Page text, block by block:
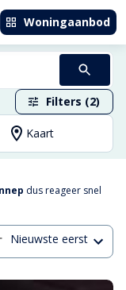
Woningaanbod
Filters (2)
Kaart
dus reageer snel
Nieuwste eerst